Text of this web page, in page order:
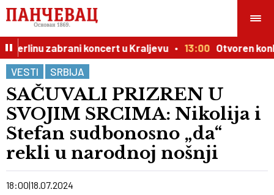
zabrani koncert u Kraljevu 13:00 Otvoren
VESTI
SRBIJA
SAČUVALI PRIZREN U
SVOJIM SRCIMA: Nikolija i
Stefan sudbonosno „da“
rekli u narodnoj nošnji
18:00 18.07.2024